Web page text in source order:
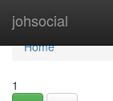
johsocial
Home
Home
1